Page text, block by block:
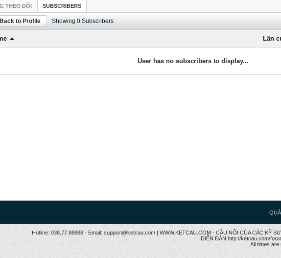
THEO DÕI SUBSCRIBERS
Back to Profile Showing 0 Subscribers
Lần
User has no subscribers to display...
Hotline: 038.77 88888 - Email: support@ketcau.com | WWW.KETCAU.COM - CẦU NỐI CỦA CÁC KỸ
DIỄN ĐÀN http://ketcau.com/
All times are